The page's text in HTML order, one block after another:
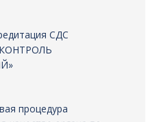
СДС
процедура